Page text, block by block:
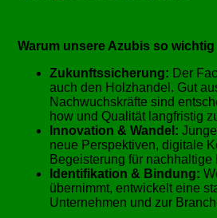
Warum unsere Azubis so
Zukunftssicherung: Der
auch den Holzhandel. Gut
Nachwuchskräfte sind
how und Qualität langfristig
Innovation & Wandel:
neue Perspektiven, digitale
Begeisterung für nachhaltige
Identifikation & Bindung:
übernimmt, entwickelt eine
Unternehmen und zur